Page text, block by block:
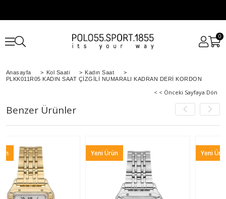
0
Anasayfa > Kol Saati > Kadın Saat
>
PLKK011R05 KADIN SAAT ÇİZGİLİ NUMARALI KADRAN DERİ KORDON
< < Önceki Sayfaya Dön
Benzer Ürünler